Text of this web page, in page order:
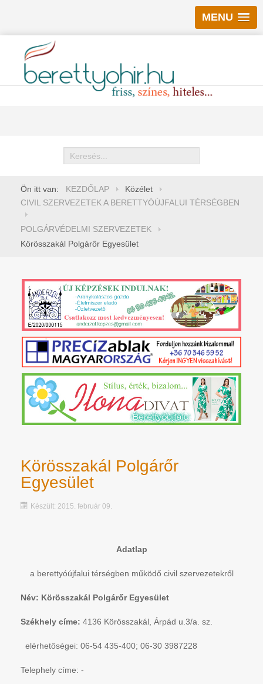
MENU
Keresés
Ön itt van: KEZDŐLAP
Közélet
CIVIL SZERVEZETEK A BERETTYÓÚJFALUI TÉRSÉGBEN
POLGÁRVÉDELMI SZERVEZETEK
Körösszakál Polgárőr Egyesület
Körösszakál Polgárőr
Egyesület
Készült: 2015. február 09.
Adatlap
a berettyóújfalui térségben működő civil szervezetekről
Név: Körösszakál Polgárőr Egyesület
Székhely címe: 4136 Körösszakál, Árpád u.3/a. sz.
elérhetőségei: 06-54 435-400; 06-30 3987228
Telephely címe: -